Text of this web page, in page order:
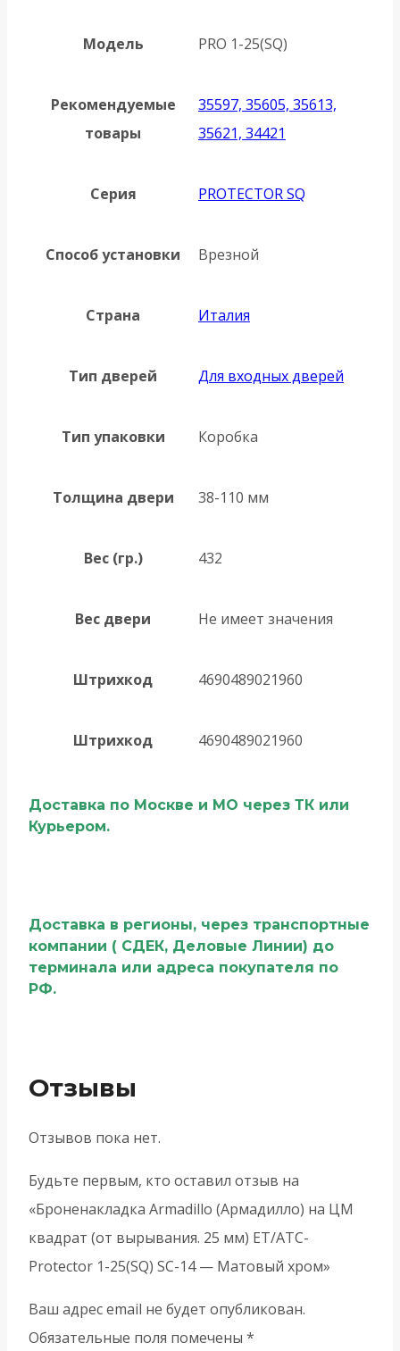
Модель PRO 1-25(SQ)
Рекомендуемые
товары
35597, 35605, 35613,
35621, 34421
Серия PROTECTOR SQ
Способ установки Врезной
Страна Италия
Тип дверей Для входных дверей
Тип упаковки Коробка
Толщина двери 38-110 мм
Вес (гр.) 432
Вес двери Не имеет значения
Штрихкод 4690489021960
Штрихкод 4690489021960
Доставка по Москве и МО через ТК или
Курьером.
Доставка в регионы, через транспортные
компании ( СДЕК, Деловые Линии) до
терминала или адреса покупателя по
РФ.
Отзывы
Отзывов пока нет.
Будьте первым, кто оставил отзыв на
«Броненакладка Armadillo (Армадилло) на ЦМ
квадрат (от вырывания. 25 мм) ET/ATC-
Protector 1-25(SQ) SC-14 — Матовый хром»
Ваш адрес email не будет опубликован.
Обязательные поля помечены *